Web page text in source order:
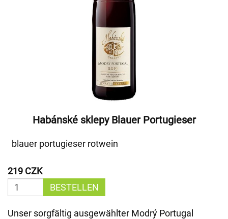
Habánské sklepy Blauer Portugieser
blauer portugieser rotwein
219 CZK
BESTELLEN
Unser sorgfältig ausgewählter Modrý Portugal